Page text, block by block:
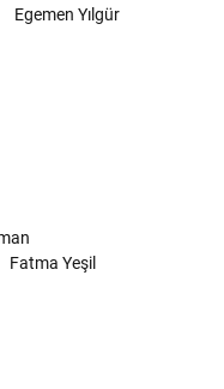
Egemen Yılgür
Fatma Yeşil